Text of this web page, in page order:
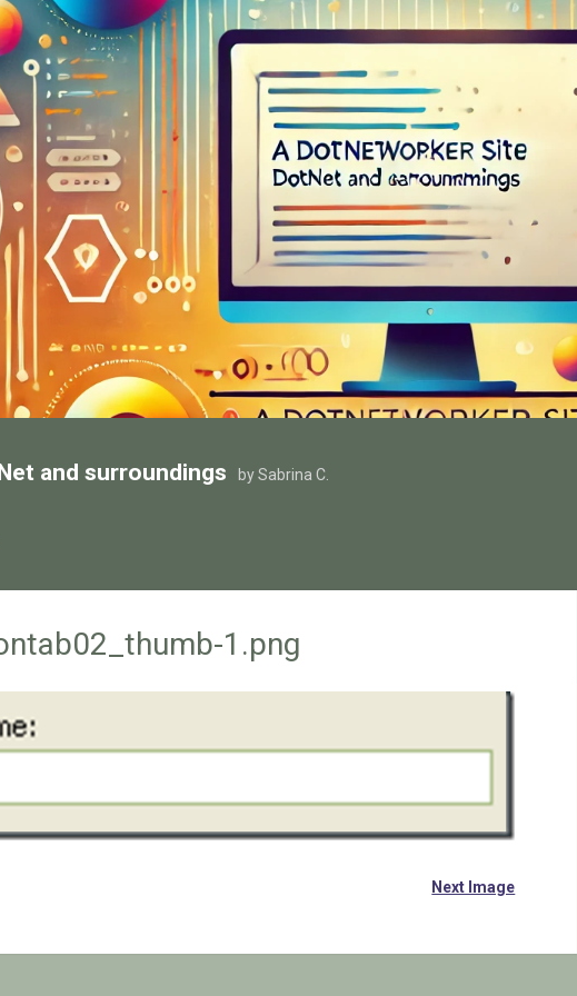
and surroundings by Sabrina C.
1.png
Next Image